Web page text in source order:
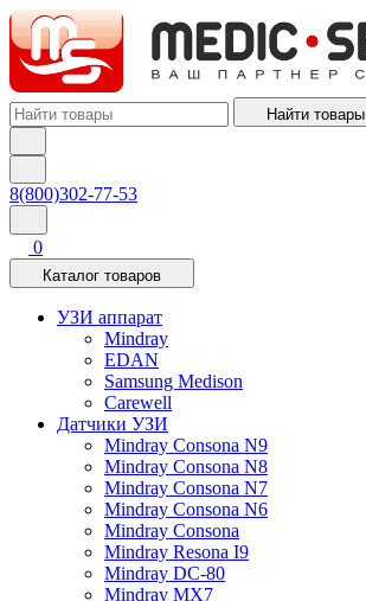
Найти товары
8(800)302-77-53
0
Каталог товаров
УЗИ аппарат
Mindray
EDAN
Samsung Medison
Carewell
Датчики УЗИ
Mindray Consona N9
Mindray Consona N8
Mindray Consona N7
Mindray Consona N6
Mindray Consona
Mindray Resona I9
Mindray DC-80
Mindray MX7